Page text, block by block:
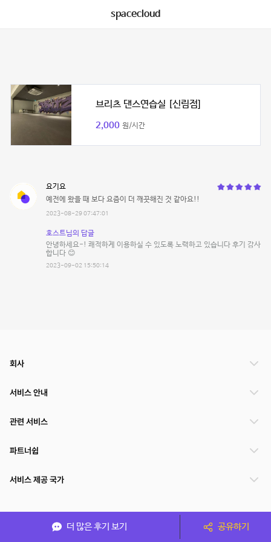
spacecloud
브리츠 댄스연습실 [신림점]
2,000 원/시간
요기요
예전에 왔을 때 보다 요즘이 더 깨끗해진 것 같아요!!
2023-08-29 07:47:01
호스트님의 답글
안녕하세요-! 쾌적하게 이용하실 수 있도록 노력하고 있습니다 후기 감사
합니다 😊
2023-09-02 15:50:14
더 많은 후기 보기 공유하기
회사
서비스 안내
관련 서비스
파트너쉽
서비스 제공 국가
(주)NSPACE 사업자정보